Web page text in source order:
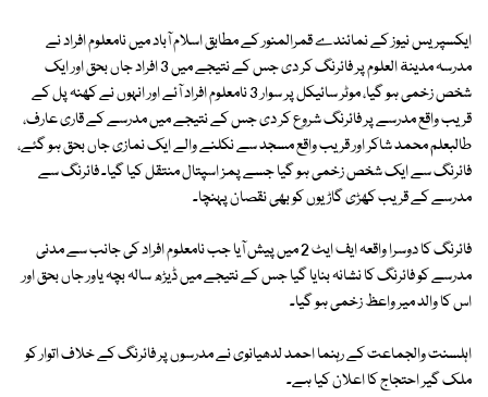
ایکسپریس نیوز کے نمائندے قمرالمنور کے مطابق اسلام آباد میں نامعلوم افراد نے
مدرسہ مدینة العلوم پر فائرنگ کر دی جس کے نتیجے میں 3 افراد جاں بحق اور ایک
شخص زخمی ہو گیا، موٹر سائیکل پر سوار 3 نامعلوم افراد آئے اور انہوں نے کھنہ پل کے
قریب واقع مدرسے پر فائرنگ شروع کر دی جس کے نتیجے میں مدرسے کے قاری عارف،
طالبعلم محمد شاکر اور قریب واقع مسجد سے نکلنے والے ایک نمازی جاں بحق ہو گئے،
فائرنگ سے ایک شخص زخمی ہو گیا جسے پمز اسپتال منتقل کیا گیا۔ فائرنگ سے
مدرسے کے قریب کھڑی گاڑیوں کو بھی نقصان پہنچا۔
فائرنگ کا دوسرا واقعہ ایف ایٹ 2 میں پیش آیا جب نامعلوم افراد کی جانب سے مدنی
مدرسے کو فائرنگ کا نشانہ بنایا گیا جس کے نتیجے میں ڈیڑھ سالہ بچہ یاور جاں بحق اور
اس کا والد میر واعظ زخمی ہو گیا۔
اہلسنت والجماعت کے رہنما احمد لدھیانوی نے مدرسوں پر فائرنگ کے خلاف اتوار کو
ملک گیر احتجاج کا اعلان کیا ہے۔